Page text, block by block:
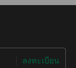
ลงทะเบียน